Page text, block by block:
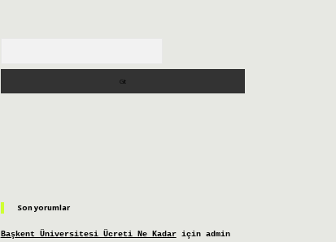
Son yorumlar
Başkent Üniversitesi Ücreti Ne Kadariçin admin